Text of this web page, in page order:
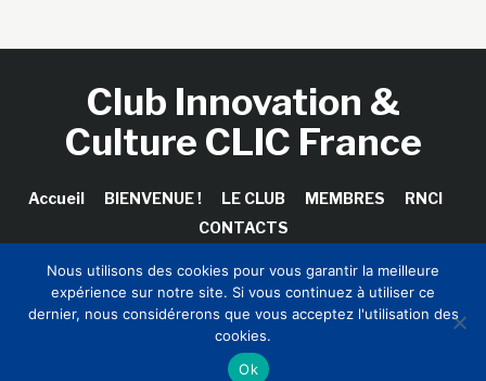
Club Innovation &
Culture CLIC France
Accueil BIENVENUE ! LE CLUB MEMBRES
RNCI
CONTACTS
Copyright © 2026 Club Innovation & Culture CLIC France /
Sinapses Conseils
Nous utilisons des cookies pour vous garantir la meilleure
expérience sur notre site. Si vous continuez à utiliser ce
dernier, nous considérerons que vous acceptez l'utilisation des
cookies.
Ok